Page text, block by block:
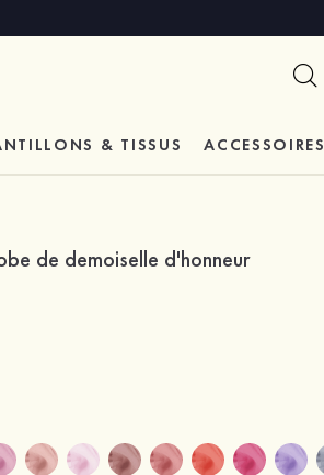
& TISSUS ACCESSOIRES
de demoiselle d'honneur